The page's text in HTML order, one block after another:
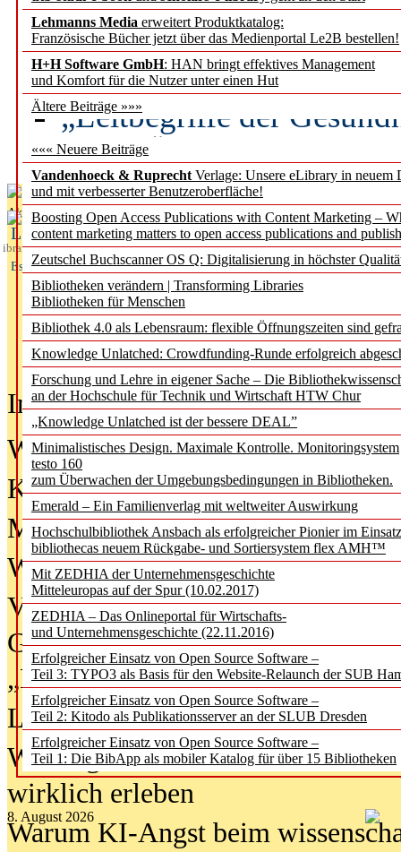
Lehmanns Media erweitert Produktkatalog:
Französische Bücher jetzt über das Medienportal Le2B bestellen!
H+H Software GmbH: HAN bringt effektives Management
und Komfort für die Nutzer unter einen Hut
Ältere Beiträge »»»
««« Neuere Beiträge
Vandenhoeck & Ruprecht Verlage: Unsere eLibrary in neuem
und mit verbesserter Benutzeroberfläche!
Boosting Open Access Publications with Content Marketing –
content marketing matters to open access publications and
Zeutschel Buchscanner OS Q: Digitalisierung in höchster
Bibliotheken verändern | Transforming Libraries
Bibliotheken für Menschen
Bibliothek 4.0 als Lebensraum: flexible Öffnungszeiten sind
Knowledge Unlatched: Crowdfunding-Runde erfolgreich
Forschung und Lehre in eigener Sache – Die
an der Hochschule für Technik und Wirtschaft HTW Chur
„Knowledge Unlatched ist der bessere DEAL”
Minimalistisches Design. Maximale Kontrolle. Monitoringsystem
testo 160
zum Überwachen der Umgebungsbedingungen in Bibliotheken.
Emerald – Ein Familienverlag mit weltweiter Auswirkung
Hochschulbibliothek Ansbach als erfolgreicher Pionier im
bibliothecas neuem Rückgabe- und Sortiersystem flex AMH™
Mit ZEDHIA der Unternehmensgeschichte
Mitteleuropas auf der Spur (10.02.2017)
ZEDHIA – Das Onlineportal für Wirtschafts-
und Unternehmensgeschichte (22.11.2016)
Erfolgreicher Einsatz von Open Source Software –
Teil 3: TYPO3 als Basis für den Website-Relaunch der SUB
Erfolgreicher Einsatz von Open Source Software –
Teil 2: Kitodo als Publikationsserver an der SLUB Dresden
Erfolgreicher Einsatz von Open Source Software –
Teil 1: Die BibApp als mobiler Katalog für über 15 Bibliotheken
8. August 2026
Künstliche Intelligenz
besser zu verstehen
„Leitbegriffe der
des BIÖG erscheinen
Aktuelles aus
L
ibrary
Essentials
In der Ausgabe06/2026(August
Was Hochschul­bibliotheken von
Kinder in der digitalen Welt
Metadaten als Infrastruktur
Wenn Bots katalogisieren
Von Abschlusskleidern bis
Geisterjagd-Ausrüstung in der
„Library of Things“ unterwegs
Lesen als Infrastrukturaufgabe
Wie Jugendliche Social Media
wirklich erleben
Warum KI-Angst beim